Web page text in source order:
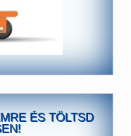
ÉS TÖLTSD